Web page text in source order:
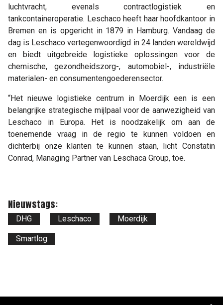
luchtvracht, evenals contractlogistiek en
tankcontaineroperatie. Leschaco heeft haar hoofdkantoor in
Bremen en is opgericht in 1879 in Hamburg. Vandaag de
dag is Leschaco vertegenwoordigd in 24 landen wereldwijd
en biedt uitgebreide logistieke oplossingen voor de
chemische, gezondheidszorg-, automobiel-, industriële
materialen- en consumentengoederensector.
“Het nieuwe logistieke centrum in Moerdijk een is een
belangrijke strategische mijlpaal voor de aanwezigheid van
Leschaco in Europa. Het is noodzakelijk om aan de
toenemende vraag in de regio te kunnen voldoen en
dichterbij onze klanten te kunnen staan, licht Constatin
Conrad, Managing Partner van Leschaca Group, toe.
Nieuwstags:
DHG Leschaco Moerdijk
Smartlog